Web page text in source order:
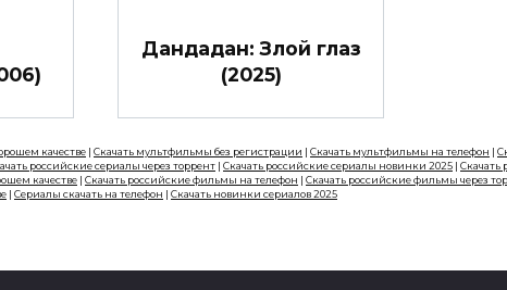
Дандадан: Злой глаз
(2025)
качестве | Скачать мультфильмы без регистрации | Скачать мультфильмы на телефон |
российские сериалы через торрент | Скачать российские сериалы новинки 2025 | Скачать
качестве | Скачать российские фильмы на телефон | Скачать российские фильмы через
| Сериалы скачать на телефон | Скачать новинки сериалов 2025